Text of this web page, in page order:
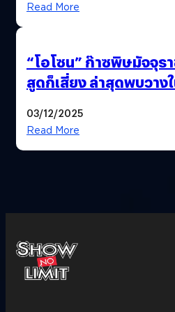
Read More
“โอโซน” ก๊าซพิษมัจจุร
สูดก็เสี่ยง ล่าสุดพบวาง
03/12/2025
Read More